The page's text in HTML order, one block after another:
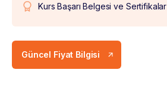
Kurs Başarı Belgesi ve Sertifikalar
Güncel Fiyat Bilgisi